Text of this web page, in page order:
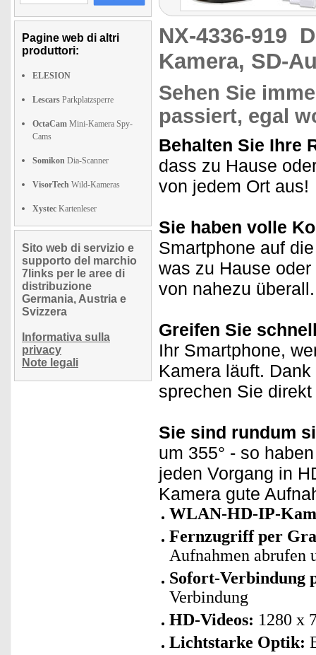
Pagine web di altri
produttori:
ELESION
Lescars Parkplatzsperre
OctaCam Mini-Kamera Spy-
Cams
Somikon Dia-Scanner
VisorTech Wild-Kameras
Xystec Kartenleser
Sito web di servizio e
supporto del marchio
7links per le aree di
distribuzione
Germania, Austria e
Svizzera
Informativa sulla
privacy
Note legali
NX-4336-919
Kamera, SD-
Sehen Sie
passiert, egal
Behalten Sie Ihre
dass zu Hause
von jedem Ort aus!
Sie haben volle
Smartphone auf
was zu Hause
von nahezu überall.
Greifen Sie
Ihr Smartphone,
Kamera läuft.
sprechen Sie
Sie sind rundum
um 355° - so
jeden Vorgang in
Kamera gute
WLAN-HD-IP-
Fernzugriff per
Aufnahmen abrufen
Sofort-Verbindung
Verbindung
HD-Videos: 1280 x
Lichtstarke Optik: